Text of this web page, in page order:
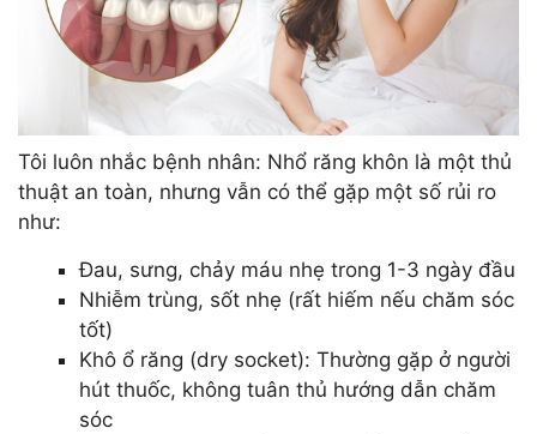
Tôi luôn nhắc bệnh nhân: Nhổ răng khôn là một thủ
thuật an toàn, nhưng vẫn có thể gặp một số rủi ro
như:
Đau, sưng, chảy máu nhẹ trong 1-3 ngày đầu
Nhiễm trùng, sốt nhẹ (rất hiếm nếu chăm sóc
tốt)
Khô ổ răng (dry socket): Thường gặp ở người
hút thuốc, không tuân thủ hướng dẫn chăm
sóc